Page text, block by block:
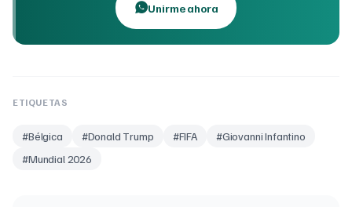
Unirme ahora
ETIQUETAS
#Bélgica #Donald Trump #FIFA #Giovanni Infantino
#Mundial 2026